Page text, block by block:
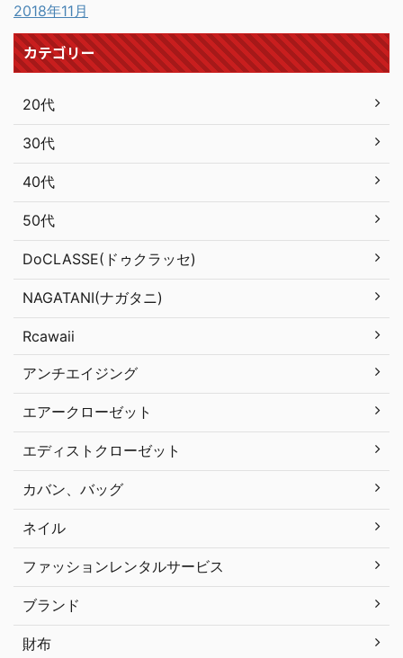
2018年11月
カテゴリー
20代
30代
40代
50代
DoCLASSE(ドゥクラッセ)
NAGATANI(ナガタニ)
Rcawaii
アンチエイジング
エアークローゼット
エディストクローゼット
カバン、バッグ
ネイル
ファッションレンタルサービス
ブランド
財布